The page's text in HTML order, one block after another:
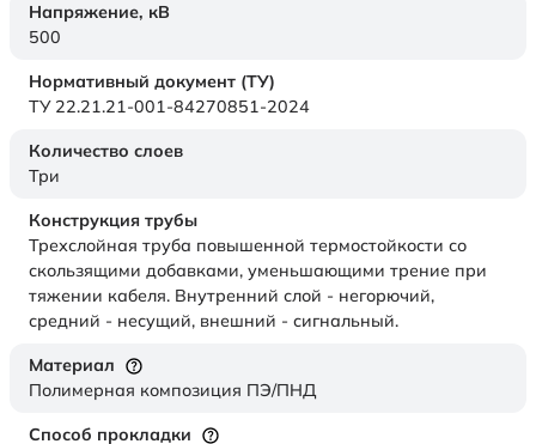
Напряжение, кВ
500
Нормативный документ (ТУ)
ТУ 22.21.21-001-84270851-2024
Количество слоев
Три
Конструкция трубы
Трехслойная труба повышенной термостойкости со
скользящими добавками, уменьшающими трение при
тяжении кабеля. Внутренний слой - негорючий,
средний - несущий, внешний - сигнальный.
Материал
Полимерная композиция ПЭ/ПНД
Способ прокладки